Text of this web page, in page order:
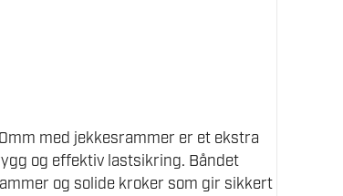
med jekkesrammer er et ekstra
og effektiv lastsikring. Båndet
og solide kroker som gir sikkert